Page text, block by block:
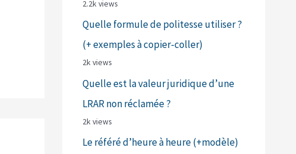
2.2k views
Quelle formule de politesse utiliser ?
(+ exemples à copier-coller)
2k views
Quelle est la valeur juridique d’une
LRAR non réclamée ?
2k views
Le référé d’heure à heure (+modèle)